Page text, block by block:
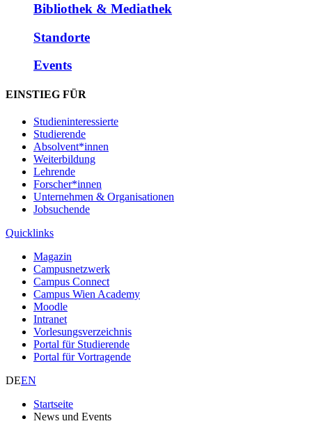
Bibliothek & Mediathek
Standorte
Events
EINSTIEG FÜR
Studieninteressierte
Studierende
Absolvent*innen
Weiterbildung
Lehrende
Forscher*innen
Unternehmen & Organisationen
Jobsuchende
Quicklinks
Magazin
Campusnetzwerk
Campus Connect
Campus Wien Academy
Moodle
Intranet
Vorlesungsverzeichnis
Portal für Studierende
Portal für Vortragende
DEEN
Startseite
News und Events